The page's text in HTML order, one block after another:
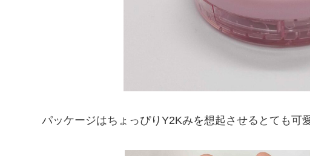
パッケージはちょっぴりY2Kみを想起させるとても可